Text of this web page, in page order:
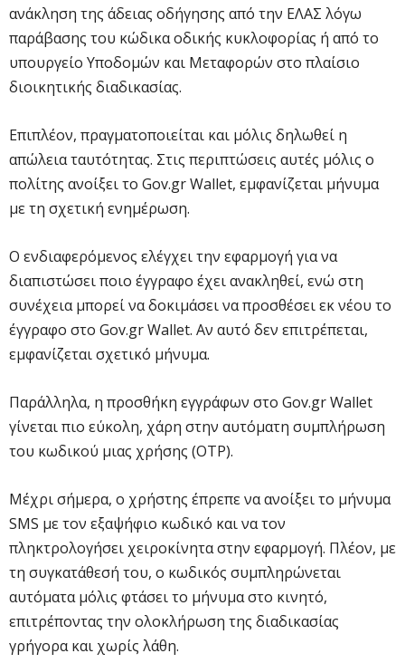
ανάκληση της άδειας οδήγησης από την ΕΛΑΣ λόγω
παράβασης του κώδικα οδικής κυκλοφορίας ή από το
υπουργείο Υποδομών και Μεταφορών στο πλαίσιο
διοικητικής διαδικασίας.
Επιπλέον, πραγματοποιείται και μόλις δηλωθεί η
απώλεια ταυτότητας. Στις περιπτώσεις αυτές μόλις ο
πολίτης ανοίξει το Gov.gr Wallet, εμφανίζεται μήνυμα
με τη σχετική ενημέρωση.
Ο ενδιαφερόμενος ελέγχει την εφαρμογή για να
διαπιστώσει ποιο έγγραφο έχει ανακληθεί, ενώ στη
συνέχεια μπορεί να δοκιμάσει να προσθέσει εκ νέου το
έγγραφο στο Gov.gr Wallet. Αν αυτό δεν επιτρέπεται,
εμφανίζεται σχετικό μήνυμα.
Παράλληλα, η προσθήκη εγγράφων στο Gov.gr Wallet
γίνεται πιο εύκολη, χάρη στην αυτόματη συμπλήρωση
του κωδικού μιας χρήσης (OTP).
Μέχρι σήμερα, ο χρήστης έπρεπε να ανοίξει το μήνυμα
SMS με τον εξαψήφιο κωδικό και να τον
πληκτρολογήσει χειροκίνητα στην εφαρμογή. Πλέον, με
τη συγκατάθεσή του, ο κωδικός συμπληρώνεται
αυτόματα μόλις φτάσει το μήνυμα στο κινητό,
επιτρέποντας την ολοκλήρωση της διαδικασίας
γρήγορα και χωρίς λάθη.